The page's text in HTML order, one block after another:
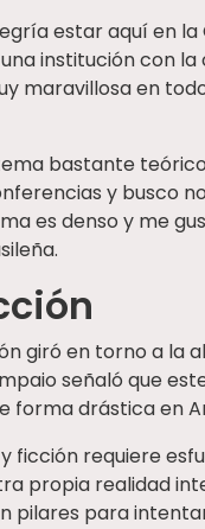
estar aquí en
institución con
maravillosa en
bastante
y busco
es denso y me
giró en torno a la
señaló que
forma drástica en
ficción requiere
propia realidad
pilares para